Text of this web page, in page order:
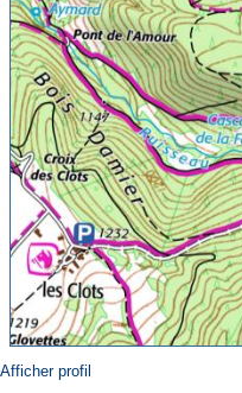
Afficher profil